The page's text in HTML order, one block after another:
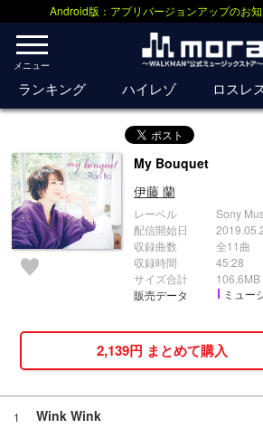
Android版：アプリバージョンアップのお知
メニュー
ランキング ハイレゾ ロスレ
My Bouquet
伊藤 蘭
レーベル
配信開始日
収録曲数
収録時間
サイズ合計
販売データ
Sony
全11曲
45:28
106.6MB
ミュー
2,139円 まとめて購入
1 Wink Wink